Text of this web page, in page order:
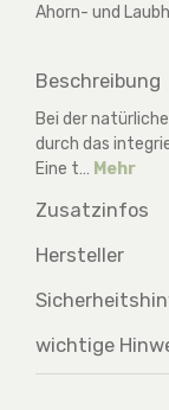
Ahorn- und
Beschreibung
Bei der
durch das
Eine t… Mehr
Zusatzinfos
Hersteller
wichtige